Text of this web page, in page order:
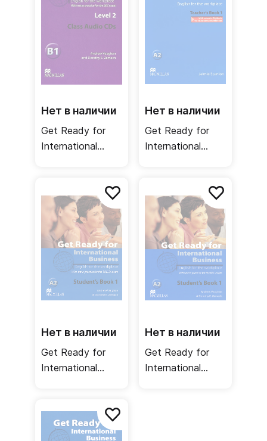
Нет в наличии
Get Ready for
International
Аудиодиск
Нет в наличии
Get Ready for
International
Книга для
учителя
Нет в наличии
Get Ready for
International
TOEIC / Учебник
Нет в наличии
Get Ready for
International